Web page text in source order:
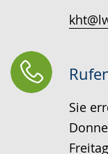
Sie